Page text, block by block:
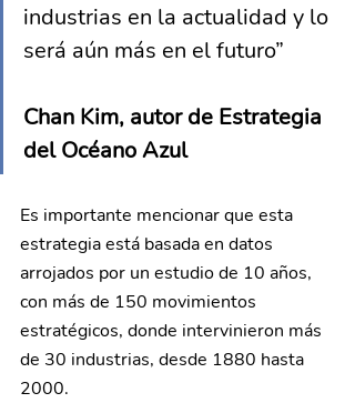
industrias en la actualidad y lo
será aún más en el futuro”
Chan Kim, autor de Estrategia
del Océano Azul
Es importante mencionar que esta
estrategia está basada en datos
arrojados por un estudio de 10 años,
con más de 150 movimientos
estratégicos, donde intervinieron más
de 30 industrias, desde 1880 hasta
2000.